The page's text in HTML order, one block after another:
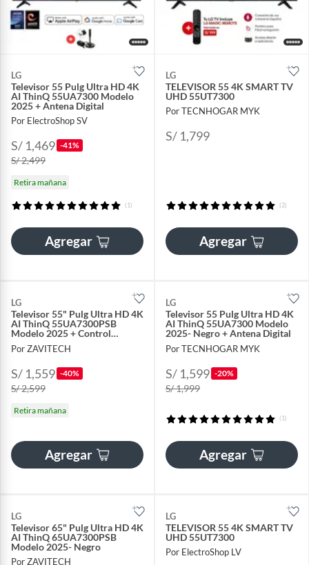
LG
Televisor 55 Pulg Ultra HD 4K
AI ThinQ 55UA7300 Modelo
2025 + Antena Digital
Por ElectroShop SV
S/ 1,469 -41%
S/ 2,499
Retira mañana
(1)
Agregar
LG
TELEVISOR 55 4K SMART TV
UHD 55UT7300
Por TECNHOGAR MYK
S/ 1,799
(2)
Agregar
LG
Televisor 55" Pulg Ultra HD 4K
AI ThinQ 55UA7300PSB
Modelo 2025 + Control
Inteligente MAGIC
Por ZAVITECH
S/ 1,559 -40%
S/ 2,599
Retira mañana
Agregar
LG
Televisor 55 Pulg Ultra HD 4K
AI ThinQ 55UA7300 Modelo
2025- Negro + Antena Digital
Por TECNHOGAR MYK
S/ 1,599 -20%
S/ 1,999
(1)
Agregar
LG
Televisor 65" Pulg Ultra HD 4K
AI ThinQ 65UA7300PSB
Modelo 2025- Negro
Por ZAVITECH
LG
TELEVISOR 55 4K SMART TV
UHD 55UT7300
Por ElectroShop LV